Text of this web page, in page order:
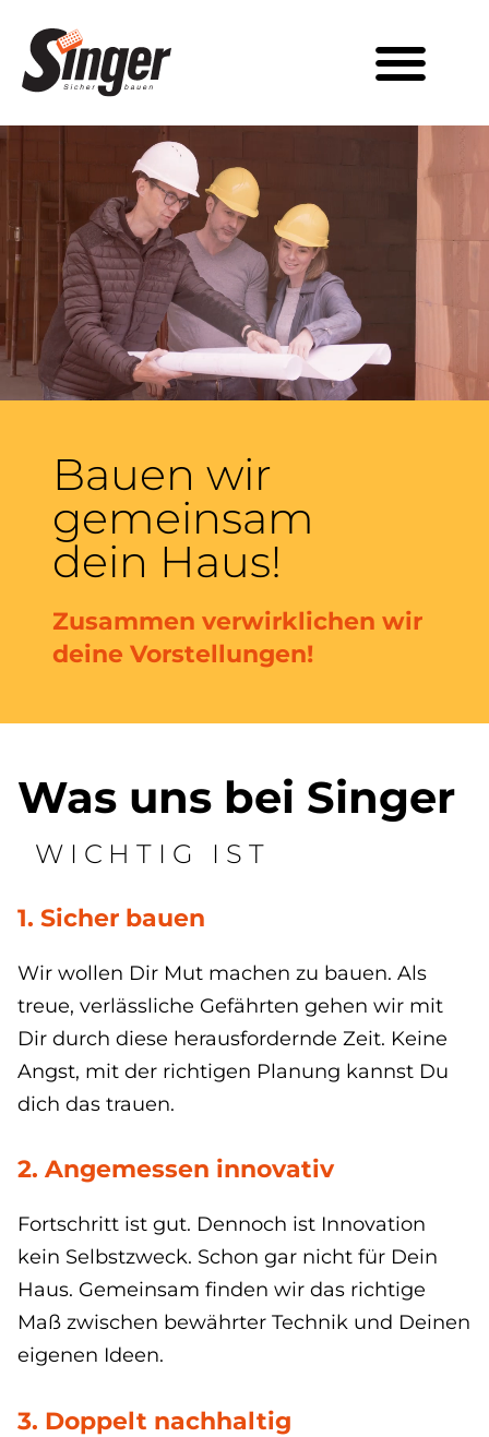
Bauen wir
gemeinsam
dein Haus!
Zusammen verwirklichen wir
deine Vorstellungen!
Was uns bei Singer
WICHTIG IST
1. Sicher bauen
Wir wollen Dir Mut machen zu bauen. Als
treue, verlässliche Gefährten gehen wir mit
Dir durch diese herausfordernde Zeit. Keine
Angst, mit der richtigen Planung kannst Du
dich das trauen.
2. Angemessen innovativ
Fortschritt ist gut. Dennoch ist Innovation
kein Selbstzweck. Schon gar nicht für Dein
Haus. Gemeinsam finden wir das richtige
Maß zwischen bewährter Technik und Deinen
eigenen Ideen.
3. Doppelt nachhaltig